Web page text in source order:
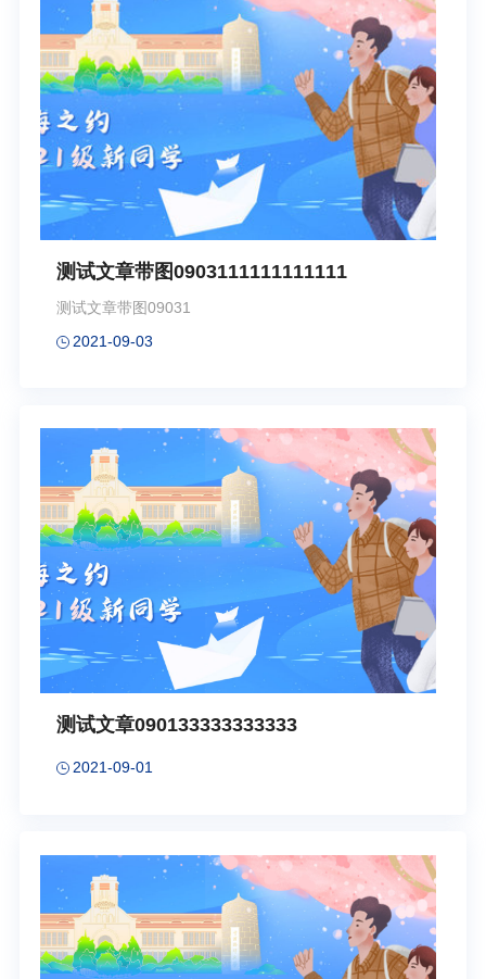
测试文章带图0903111111111111
测试文章带图09031
2021-09-03
测试文章090133333333333
2021-09-01